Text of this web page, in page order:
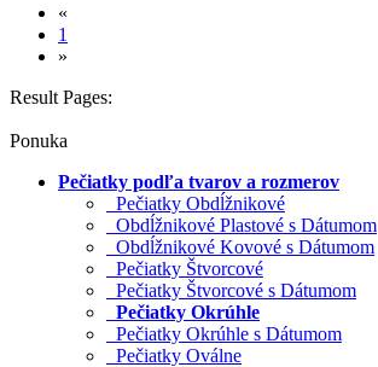
«
1
»
Result Pages:
Ponuka
Pečiatky podľa tvarov a rozmerov
Pečiatky Obdĺžnikové
Obdĺžnikové Plastové s Dátumom
Obdĺžnikové Kovové s Dátumom
Pečiatky Štvorcové
Pečiatky Štvorcové s Dátumom
Pečiatky Okrúhle
Pečiatky Okrúhle s Dátumom
Pečiatky Oválne